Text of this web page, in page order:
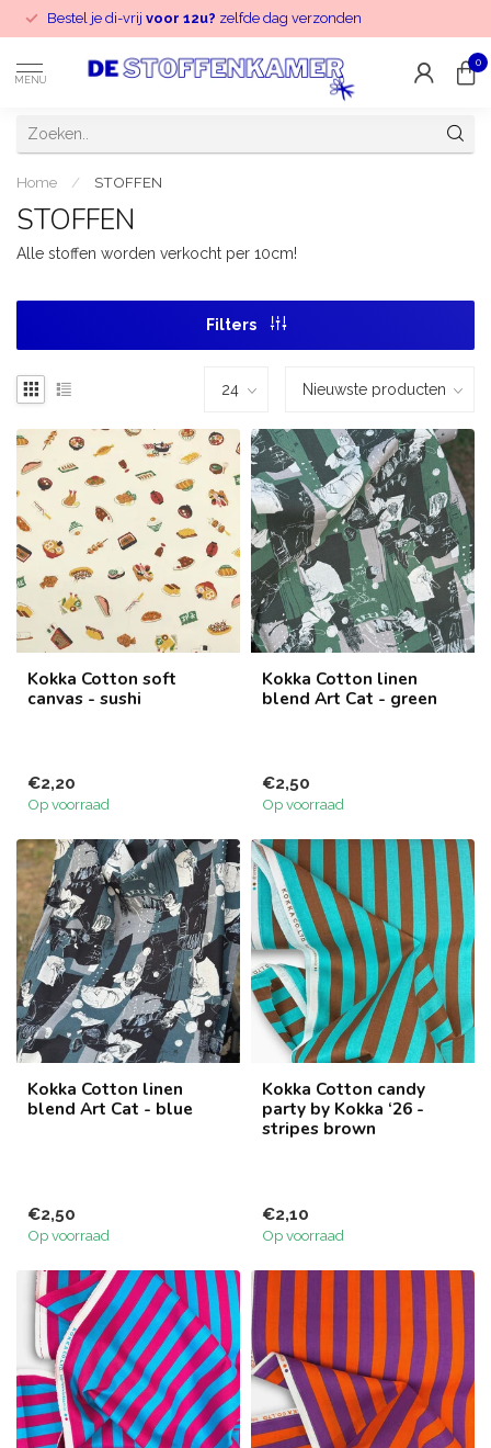
Bestel je di-vrij voor 12u? zelfde dag verzonden
MENU
0
Home / STOFFEN
STOFFEN
Alle stoffen worden verkocht per 10cm!
Filters
Kokka Cotton soft
canvas - sushi
€2,20
Op voorraad
Kokka Cotton linen
blend Art Cat - green
€2,50
Op voorraad
Kokka Cotton linen
blend Art Cat - blue
€2,50
Op voorraad
Kokka Cotton candy
party by Kokka ‘26 -
stripes brown
€2,10
Op voorraad